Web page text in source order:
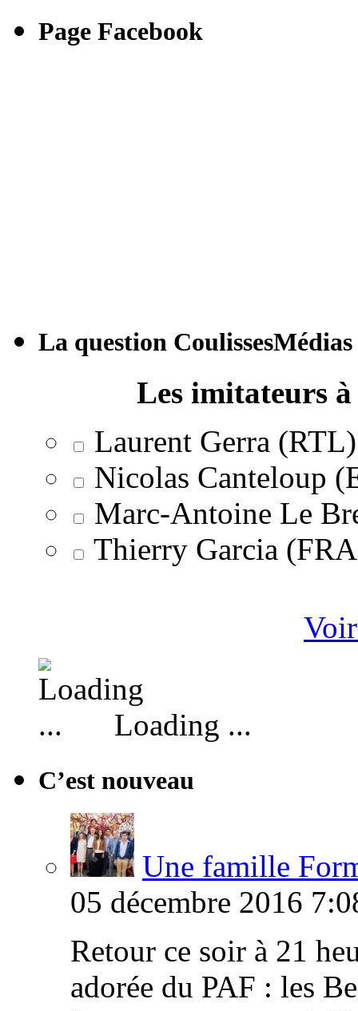
Page Facebook
La question CoulissesMédias
Les imitateurs
Laurent Gerra (RTL)
Nicolas Canteloup
Marc-Antoine Le
Thierry Garcia
Loading ...
C’est nouveau
Une famille
05 décembre 2016
Retour ce soir à 21
adorée du PAF : les